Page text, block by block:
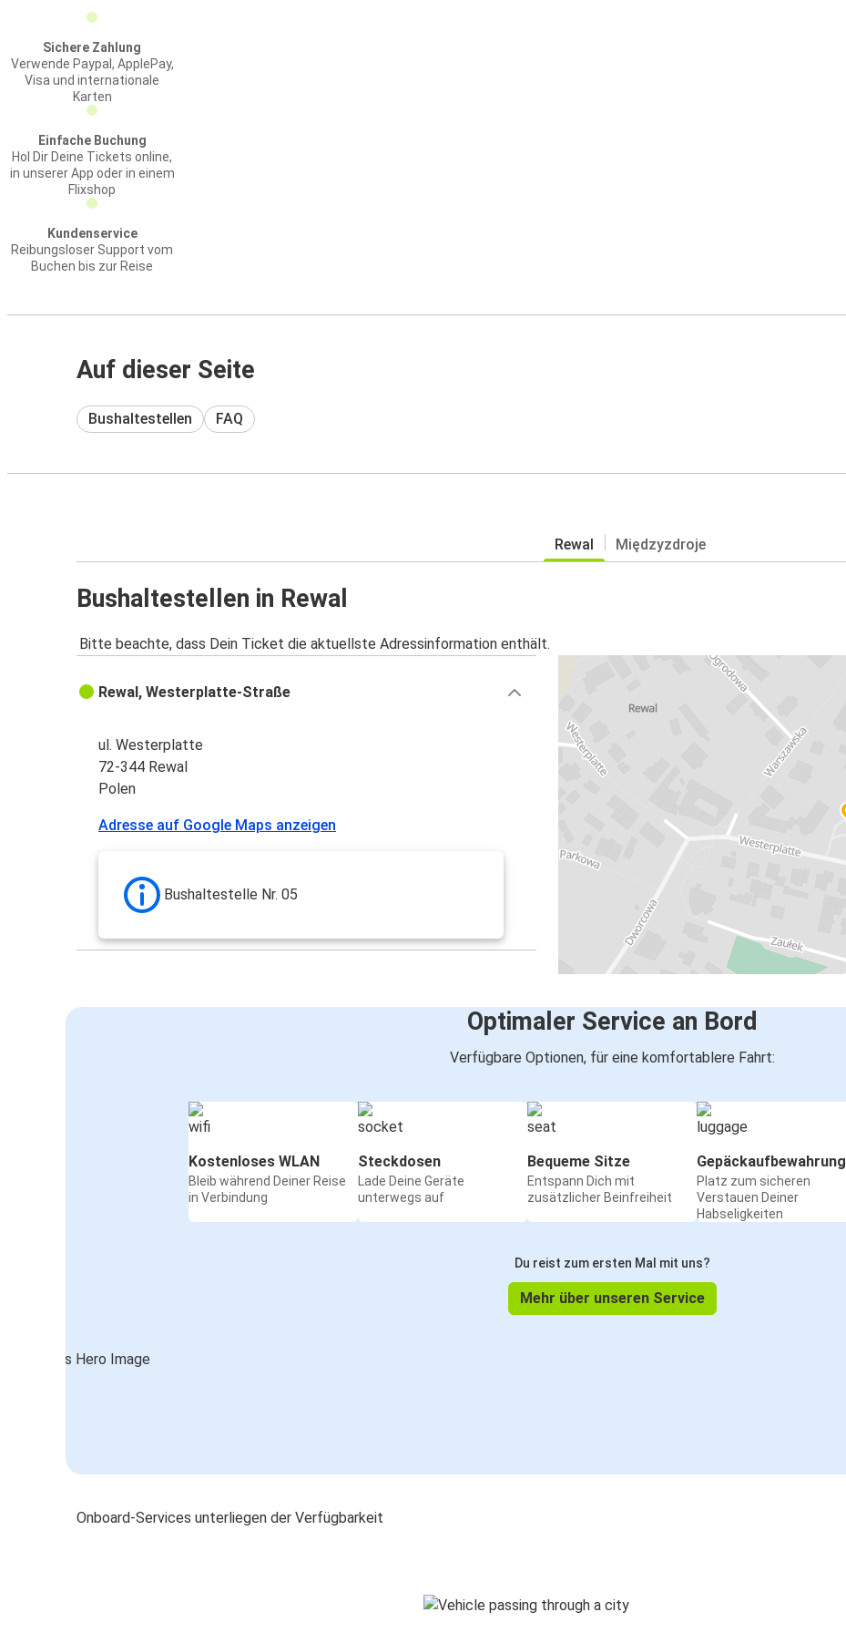
Sichere Zahlung
Verwende Paypal, ApplePay,
Visa und internationale
Karten
Einfache Buchung
Hol Dir Deine Tickets online,
in unserer App oder in einem
Flixshop
Kundenservice
Reibungsloser Support vom
Buchen bis zur Reise
Auf dieser Seite
Bushaltestellen FAQ
Rewal Międzyzdroje
Bushaltestellen in Rewal
Bitte beachte, dass Dein Ticket die aktuellste Adressinformation enthält.
Rewal, Westerplatte-Straße
ul. Westerplatte
72-344 Rewal
Polen
Adresse auf Google Maps anzeigen
Bushaltestelle Nr. 05
Optimaler Service an Bord
Verfügbare Optionen, für eine komfortablere Fahrt:
Kostenloses WLAN
Bleib während Deiner Reise
in Verbindung
Steckdosen
Lade Deine Geräte
unterwegs auf
Bequeme Sitze
Entspann Dich mit
zusätzlicher Beinfreiheit
Gepäckaufbewahrung
Platz zum sicheren
Verstauen Deiner
Habseligkeiten
Du reist zum ersten Mal mit uns?
Mehr über unseren Service
Onboard-Services unterliegen der Verfügbarkeit